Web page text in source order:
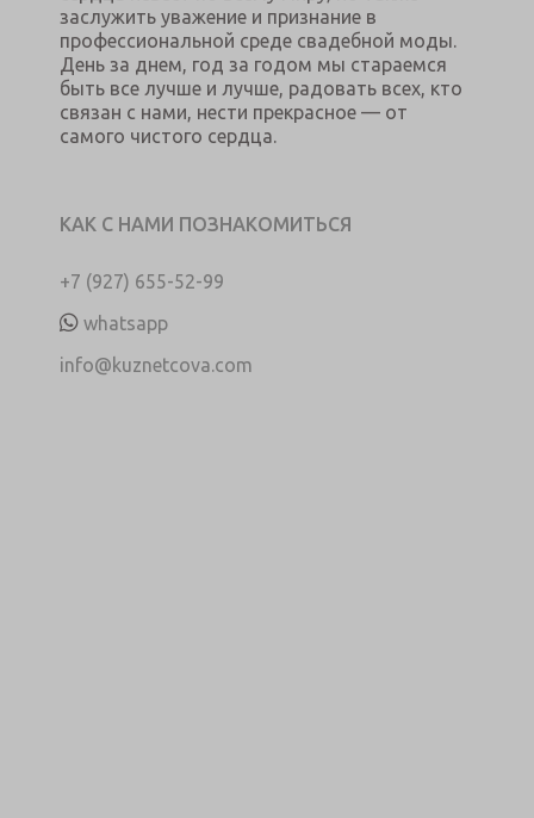
заслужить уважение и признание в
профессиональной среде свадебной моды.
День за днем, год за годом мы стараемся
быть все лучше и лучше, радовать всех, кто
связан с нами, нести прекрасное — от
самого чистого сердца.
КАК С НАМИ ПОЗНАКОМИТЬСЯ
+7 (927) 655-52-99
whatsapp
info@kuznetcova.com